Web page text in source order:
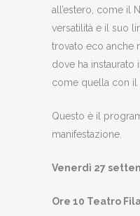
all’estero, come il
versatilità e il suo
trovato eco anche
dove ha instaurato
come quella con il
Questo è il
manifestazione.
Venerdì 27
Ore 10 Teatro